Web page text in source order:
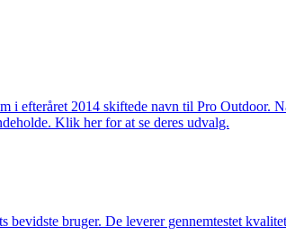
i efteråret 2014 skiftede navn til Pro Outdoor.
Klik her for at se deres udvalg.
bruger. De leverer gennemtestet